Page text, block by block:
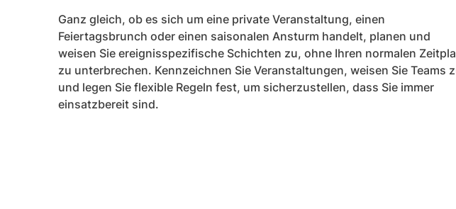
Ganz gleich, ob es sich um eine private Veranstaltung, einen
Feiertagsbrunch oder einen saisonalen Ansturm handelt, planen und
weisen Sie ereignisspezifische Schichten zu, ohne Ihren normalen
zu unterbrechen. Kennzeichnen Sie Veranstaltungen, weisen Sie Teams
und legen Sie flexible Regeln fest, um sicherzustellen, dass Sie immer
einsatzbereit sind.